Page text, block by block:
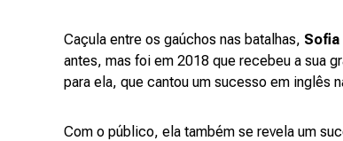
Caçula entre os gaúchos nas batalhas,
antes, mas foi em 2018 que recebeu a sua
para ela, que cantou um sucesso em inglês
Com o público, ela também se revela um